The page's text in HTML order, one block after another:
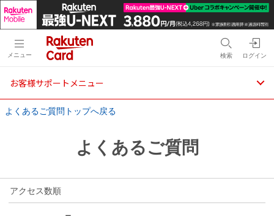
メニュー 検索 ログイン
お客様サポートメニュー
よくあるご質問トップへ戻る
よくあるご質問
アクセス数順